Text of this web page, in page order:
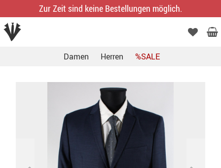
Zur Zeit sind keine Bestellungen möglich.
Damen Herren %SALE